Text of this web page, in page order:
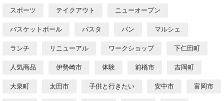
スポーツ テイクアウト ニューオープン
バスケットボール パスタ パン マルシェ
ランチ リニューアル ワークショップ 下仁田町
人気商品 伊勢崎市 体験 前橋市 吉岡町
大泉町 太田市 子供と行きたい 安中市 富岡市